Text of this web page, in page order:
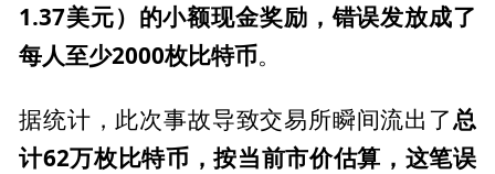
1.37美元）的小额现金奖励，错误发放成了
每人至少2000枚比特币。
据统计，此次事故导致交易所瞬间流出了总
计62万枚比特币，按当前市价估算，这笔误